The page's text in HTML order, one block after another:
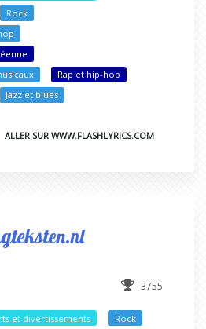
Rock
Rap et hip-hop
Jazz et blues
ALLER SUR WWW.FLASHLYRICS.COM
3755
et divertissements
Rock